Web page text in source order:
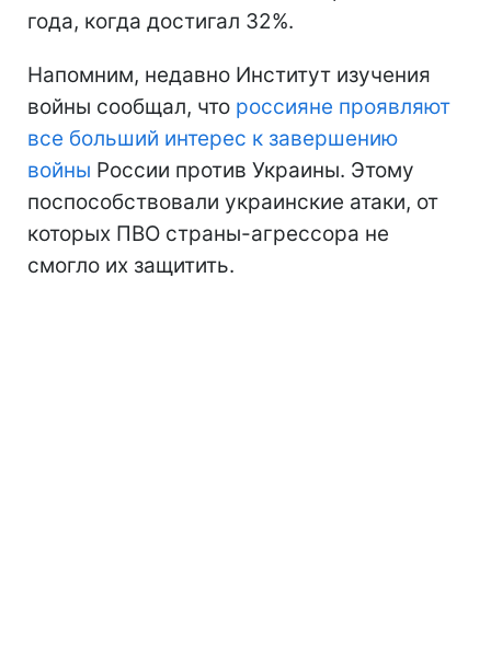
года, когда достигал 32%.
Напомним, недавно Институт изучения
войны сообщал, что россияне проявляют
все больший интерес к завершению
войны России против Украины. Этому
поспособствовали украинские атаки, от
которых ПВО страны-агрессора не
смогло их защитить.